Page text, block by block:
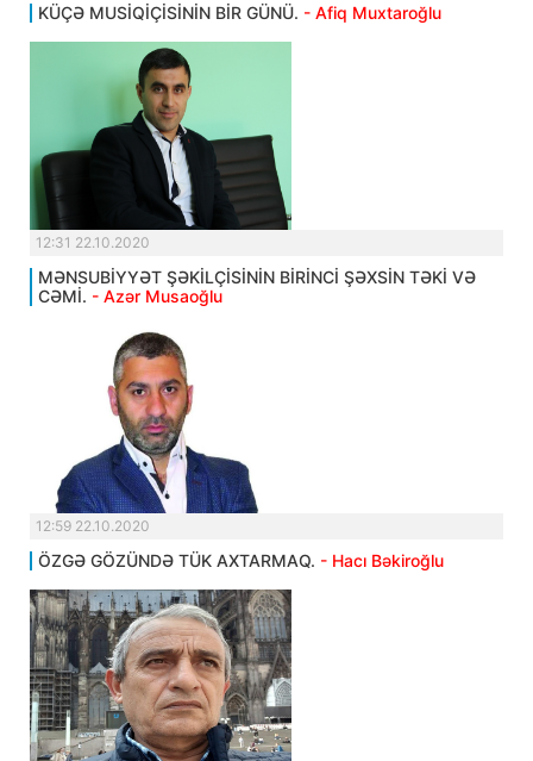
KÜÇƏ MUSİQİÇİSİNİN BİR GÜNÜ. - Afiq Muxtaroğlu
12:31 22.10.2020
MƏNSUBİYYƏT ŞƏKİLÇİSİNİN BİRİNCİ ŞƏXSİN TƏKİ VƏ
CƏMİ. - Azər Musaoğlu
12:59 22.10.2020
ÖZGƏ GÖZÜNDƏ TÜK AXTARMAQ. - Hacı Bəkiroğlu